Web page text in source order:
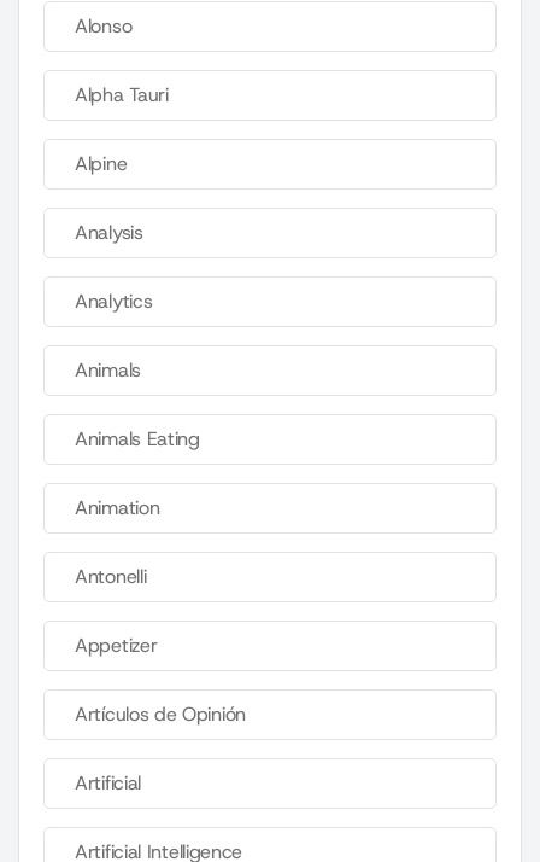
Alonso
Alpha Tauri
Alpine
Analysis
Analytics
Animals
Animals Eating
Animation
Antonelli
Appetizer
Artículos de Opinión
Artificial
Artificial Intelligence